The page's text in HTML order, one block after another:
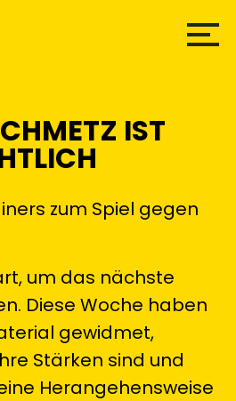
IST
zum Spiel gegen
um das nächste
Diese Woche haben
gewidmet,
Stärken sind und
Herangehensweise